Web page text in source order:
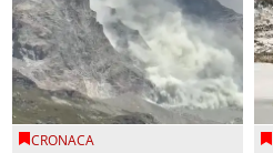
CRONACA